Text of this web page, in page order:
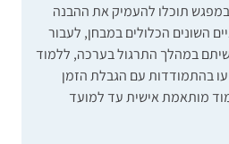
של 90 דקות. במפגש תוכלו להעמיק את ההבנה
השונים הכלולים במבחן, לעבור
במהלך התרגול בערכה, ללמוד
בהתמודדות עם הגבלת הזמן
מותאמת אישית עד למועד